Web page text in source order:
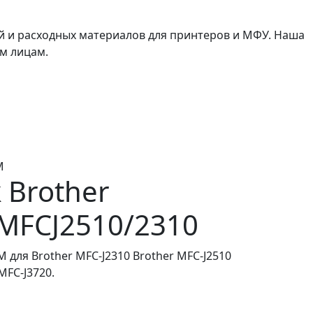
и расходных материалов для принтеров и МФУ. Наша
лицам.
Brother
2310
Brother MFC-J2310 Brother MFC-J2510
J3720.